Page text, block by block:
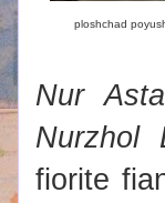
ploshchad
Nur
Nurzhol
fiorite